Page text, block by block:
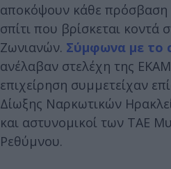
αποκόψουν κάθε πρόσβαση
σπίτι που βρίσκεται κοντά
Ζωνιανών. Σύμφωνα με το
ανέλαβαν στελέχη της
επιχείρηση συμμετείχαν
Δίωξης Ναρκωτικών
και αστυνομικοί των ΤΑΕ
Ρεθύμνου.